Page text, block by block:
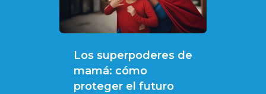
Los superpoderes de
mamá: cómo
proteger el futuro